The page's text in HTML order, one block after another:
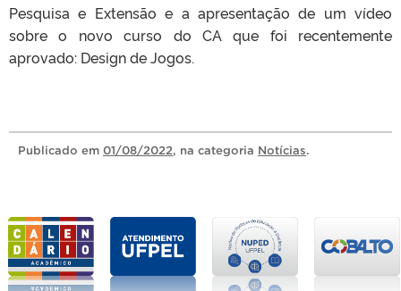
Pesquisa e Extensão e a apresentação de um vídeo
sobre o novo curso do CA que foi recentemente
aprovado: Design de Jogos.
Publicado em 01/08/2022, na categoria Notícias.